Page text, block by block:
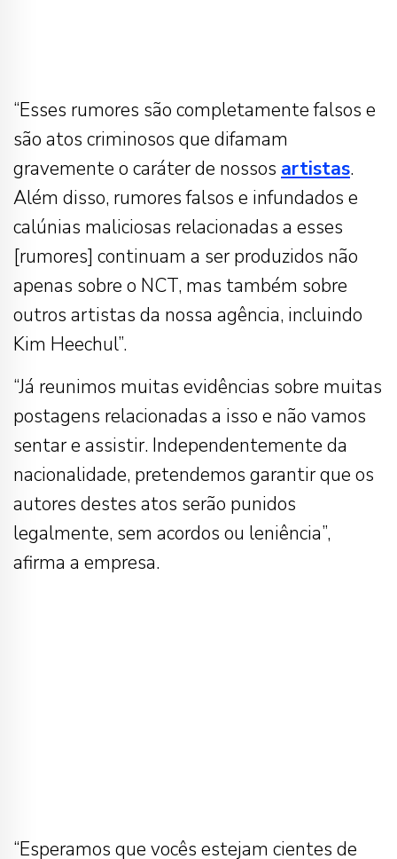
“Esses rumores são completamente falsos e
são atos criminosos que difamam
gravemente o caráter de nossos artistas.
Além disso, rumores falsos e infundados e
calúnias maliciosas relacionadas a esses
[rumores] continuam a ser produzidos não
apenas sobre o NCT, mas também sobre
outros artistas da nossa agência, incluindo
Kim Heechul”.
“Já reunimos muitas evidências sobre muitas
postagens relacionadas a isso e não vamos
sentar e assistir. Independentemente da
nacionalidade, pretendemos garantir que os
autores destes atos serão punidos
legalmente, sem acordos ou leniência”,
afirma a empresa.
“Esperamos que vocês estejam cientes de